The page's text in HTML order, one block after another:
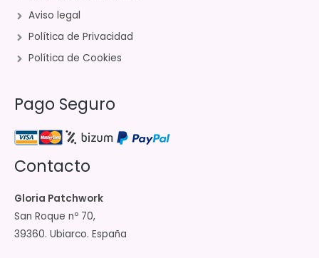
Aviso legal
Política de Privacidad
Política de Cookies
Pago Seguro
Contacto
Gloria Patchwork
San Roque nº 70,
39360. Ubiarco. España